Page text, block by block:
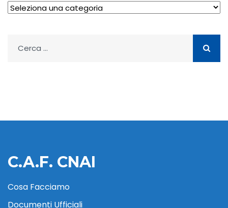
Archivio
per:
C.A.F. CNAI
Cosa Facciamo
Documenti Ufficiali